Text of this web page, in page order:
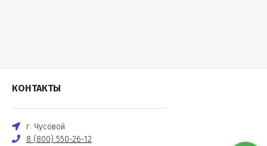
КОНТАКТЫ
г. Чусовой
8 (800) 550-26-12